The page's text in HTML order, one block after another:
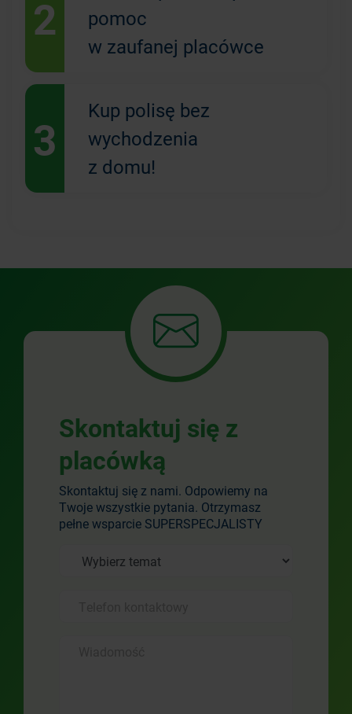
2
pomoc
w zaufanej placówce
3
Kup polisę bez
wychodzenia
z domu!
Skontaktuj się z
placówką
Skontaktuj się z nami. Odpowiemy na
Twoje wszystkie pytania. Otrzymasz
pełne wsparcie SUPERSPECJALISTY